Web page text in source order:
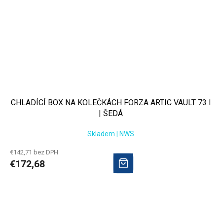
CHLADÍCÍ BOX NA KOLEČKÁCH FORZA ARTIC VAULT 73 l
| ŠEDÁ
Skladem | NWS
€142,71 bez DPH
€172,68